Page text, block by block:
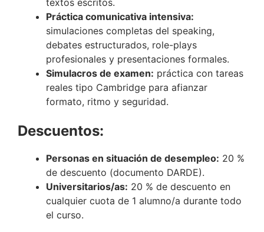
textos escritos.
Práctica comunicativa intensiva:
simulaciones completas del speaking,
debates estructurados, role-plays
profesionales y presentaciones formales.
Simulacros de examen: práctica con tareas
reales tipo Cambridge para afianzar
formato, ritmo y seguridad.
Descuentos:
Personas en situación de desempleo: 20 %
de descuento (documento DARDE).
Universitarios/as: 20 % de descuento en
cualquier cuota de 1 alumno/a durante todo
el curso.